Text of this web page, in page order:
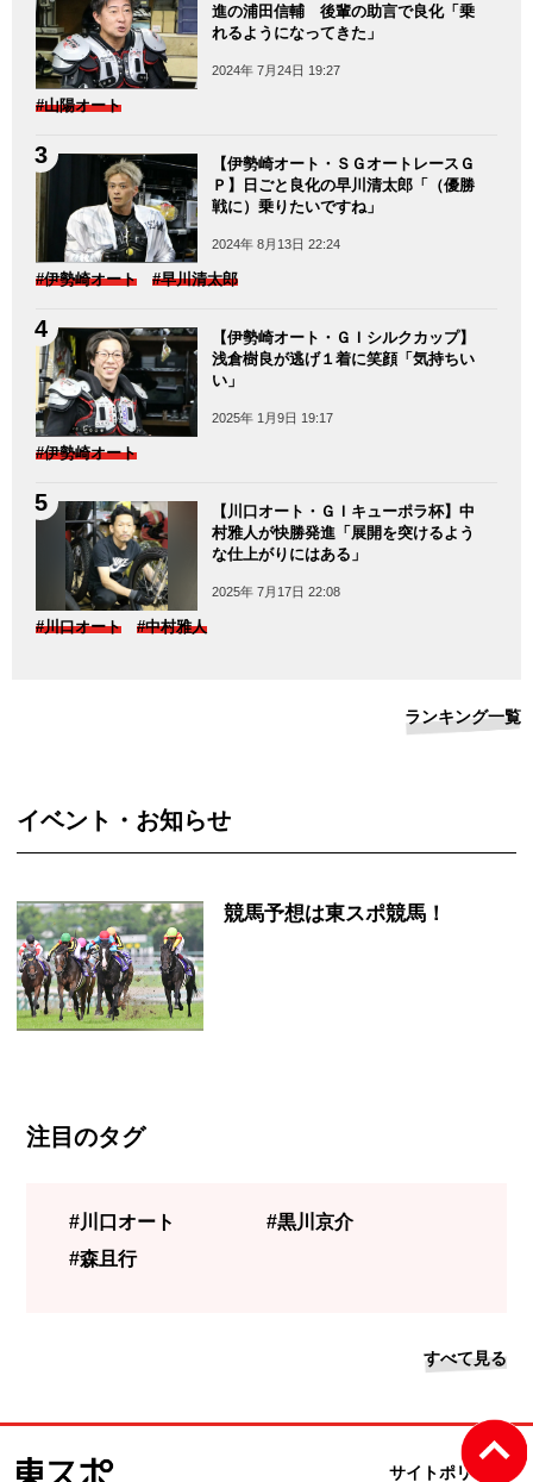
進の浦田信輔 後輩の助言で良化「乗
れるようになってきた」
2024年 7月24日 19:27
#山陽オート
【伊勢崎オート・ＳＧオートレースＧ
Ｐ】日ごと良化の早川清太郎「（優勝
戦に）乗りたいですね」
2024年 8月13日 22:24
#伊勢崎オート #早川清太郎
【伊勢崎オート・ＧＩシルクカップ】
浅倉樹良が逃げ１着に笑顔「気持ちい
い」
2025年 1月9日 19:17
#伊勢崎オート
【川口オート・ＧＩキューポラ杯】中
村雅人が快勝発進「展開を突けるよう
な仕上がりにはある」
2025年 7月17日 22:08
#川口オート #中村雅人
ランキング一覧
イベント・お知らせ
競馬予想は東スポ競馬！
注目のタグ
#川口オート
#黒川京介
#森且行
すべて見る
サイトポリシー